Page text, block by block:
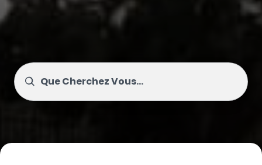
Que Cherchez Vous...